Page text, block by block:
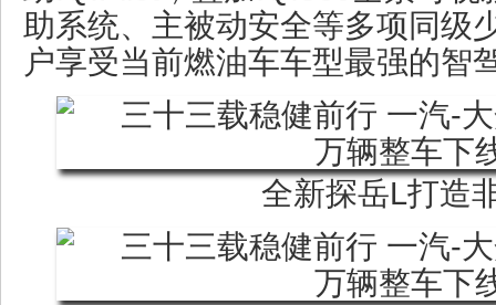
助系统、主被动安全等多项同级
户享受当前燃油车车型最强的智
全新探岳L打造